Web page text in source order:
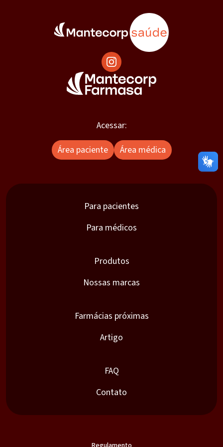
Acessar:
Área paciente
Área médica
Para pacientes
Para médicos
Produtos
Nossas marcas
Farmácias próximas
Artigo
FAQ
Contato